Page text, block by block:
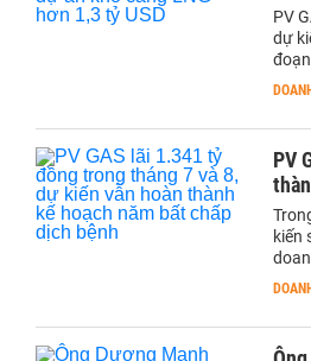
PV
dự
PV
kiến